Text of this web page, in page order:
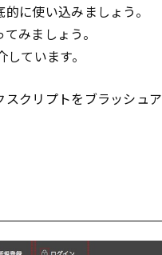
に使い込みましょう。
みましょう。
ています。
クリプトをブラッシュア